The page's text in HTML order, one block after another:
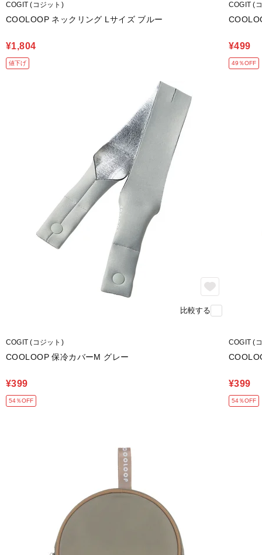
COGIT (コジット)
COOLOOP ネックリング Lサイズ ブルー
¥1,804
値下げ
COGIT (
¥499
49％OFF
比較する
COGIT (コジット)
COOLOOP 保冷カバーM グレー
¥399
54％OFF
COGIT (
¥399
54％OFF